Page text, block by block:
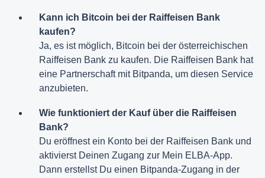
Kann ich Bitcoin bei der Raiffeisen Bank
kaufen?
Ja, es ist möglich, Bitcoin bei der österreichischen
Raiffeisen Bank zu kaufen. Die Raiffeisen Bank hat
eine Partnerschaft mit Bitpanda, um diesen Service
anzubieten.
Wie funktioniert der Kauf über die Raiffeisen
Bank?
Du eröffnest ein Konto bei der Raiffeisen Bank und
aktivierst Deinen Zugang zur Mein ELBA-App.
Dann erstellst Du einen Bitpanda-Zugang in der